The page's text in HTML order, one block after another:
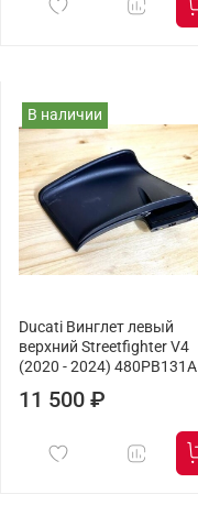
В наличии
Ducati Винглет левый
верхний Streetfighter V4
(2020 - 2024) 480PB131A
11 500 ₽